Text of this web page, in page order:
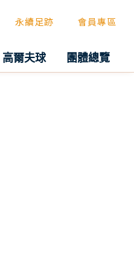
永續足跡 會員專區
高爾夫球 團體總覽